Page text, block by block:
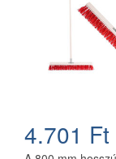
4.701 Ft